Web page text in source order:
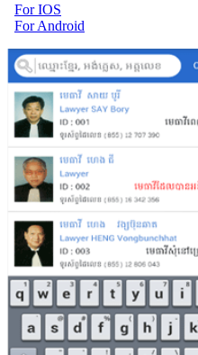
For IOS
For Android